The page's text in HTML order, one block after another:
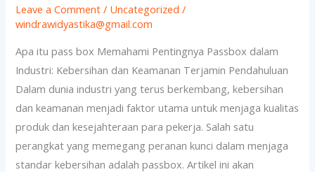
Leave a Comment / Uncategorized /
windrawidyastika@gmail.com
Apa itu pass box Memahami Pentingnya Passbox dalam
Industri: Kebersihan dan Keamanan Terjamin Pendahuluan
Dalam dunia industri yang terus berkembang, kebersihan
dan keamanan menjadi faktor utama untuk menjaga kualitas
produk dan kesejahteraan para pekerja. Salah satu
perangkat yang memegang peranan kunci dalam menjaga
standar kebersihan adalah passbox. Artikel ini akan
pass